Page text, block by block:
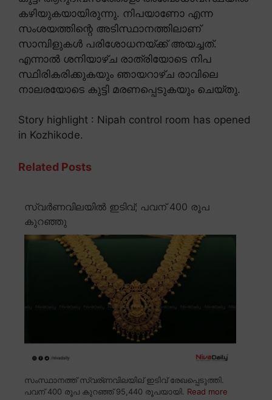
കഴിയുകയായിരുന്നു. നിപയാണോ എന്ന
സംശയത്തിന്റെ അടിസ്ഥാനത്തിലാണ്
സാമ്പിളുകൾ പരിശോധനയ്ക്ക് അയച്ചത്.
എന്നാൽ ശനിയാഴ്ച രാത്രിയോടെ നിപ
സ്ഥിരികരിക്കുകയും ഞായറാഴ്ച രാവിലെ
നാലരയോടെ കുട്ടി മരണപ്പെടുകയും ചെയ്തു.
Story highlight : Nipah control room has opened
in Kozhikode.
Related Posts
സ്വർണവിലയിൽ ഇടിവ്; പവന് 400 രൂപ
കുറഞ്ഞു
സംസ്ഥാനത്ത് സ്വര്ണവിലയില് ഇടിവ് രേഖപ്പെടുത്തി.
പവന് 400 രൂപ കുറഞ്ഞ് 95,440 രൂപയായി. Read more